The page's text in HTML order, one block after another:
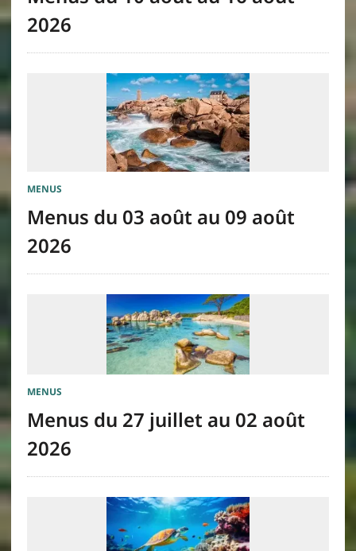
2026
MENUS
Menus du 03 août au 09 août
2026
MENUS
Menus du 27 juillet au 02 août
2026